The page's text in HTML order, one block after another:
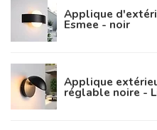
Applique
Esmee - noir
Applique
réglable noire -